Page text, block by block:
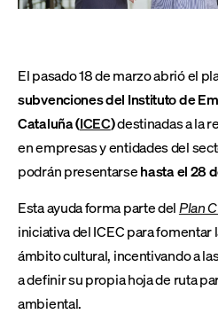
El pasado 18 de marzo abrió el
subvenciones del Instituto de
Cataluña (ICEC)destinadas a la
en empresas y entidades del
podrán presentarsehasta el 28
Esta ayuda forma parte delPlan
iniciativa del ICEC para
ámbito cultural, incentivando a
a definir su propia hoja de ruta
ambiental.